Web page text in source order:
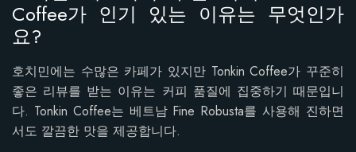
Coffee가 인기 있는 이유는 무엇인가
요?
호치민에는 수많은 카페가 있지만 Tonkin Coffee가 꾸준히
좋은 리뷰를 받는 이유는 커피 품질에 집중하기 때문입니
다. Tonkin Coffee는 베트남 Fine Robusta를 사용해 진하면
서도 깔끔한 맛을 제공합니다.